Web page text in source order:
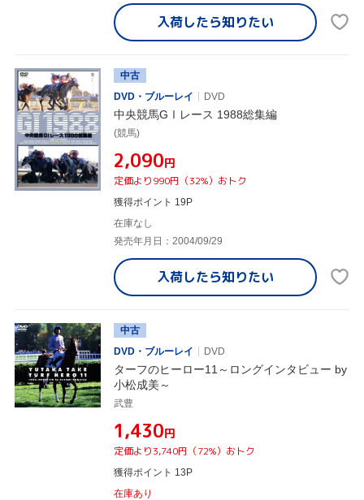
入荷したら知りたい
中古
DVD・ブルーレイ
DVD
中央競馬GⅠレース 1988総集編
(競馬)
¥2,090円
定価より990円（32%）おトク
獲得ポイント 19P
在庫なし
発売年月日：2004/09/29
入荷したら知りたい
中古
DVD・ブルーレイ
DVD
ターフのヒーロー11～ロングインタビュー by
小松成美～
武豊
¥1,430円
定価より3,740円（72%）おトク
獲得ポイント 13P
在庫あり